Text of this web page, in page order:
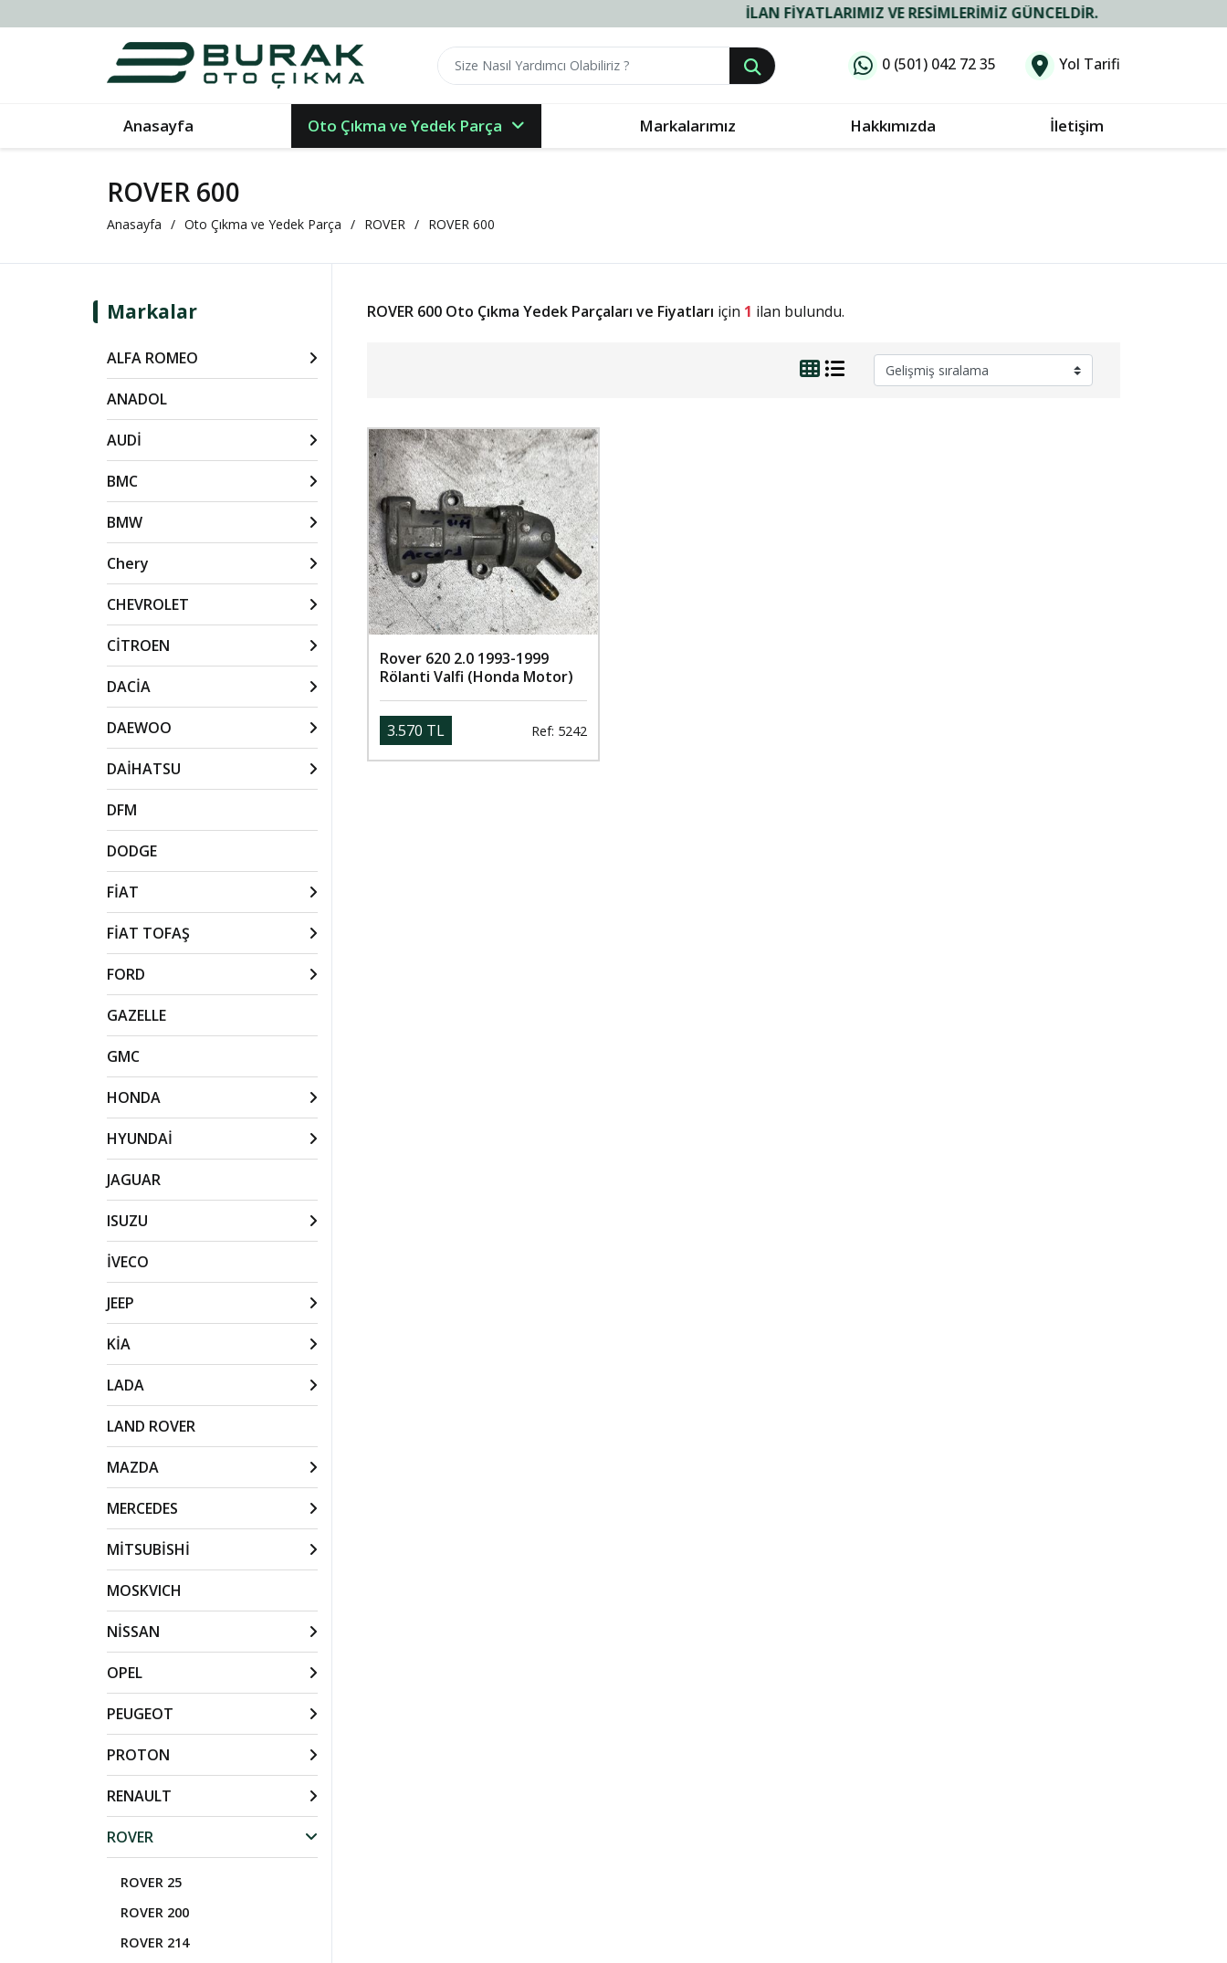
İLAN FIYATLARIMIZ VE RESIMLERIMIZ GÜNCELDIR.
0 (501) 042 72 35 Yol Tarifi
Anasayfa Oto Çıkma ve Yedek Parça Markalarımız Hakkımızda İletişim
ROVER 600
Anasayfa Oto Çıkma ve Yedek Parça ROVER ROVER 600
Markalar
ALFA ROMEO
ANADOL
AUDİ
BMC
BMW
Chery
CHEVROLET
CİTROEN
DACİA
DAEWOO
DAİHATSU
DFM
DODGE
FİAT
FİAT TOFAŞ
FORD
GAZELLE
GMC
HONDA
HYUNDAİ
JAGUAR
ISUZU
İVECO
JEEP
KİA
LADA
LAND ROVER
MAZDA
MERCEDES
MİTSUBİSHİ
MOSKVICH
NİSSAN
OPEL
PEUGEOT
PROTON
RENAULT
ROVER
ROVER 25
ROVER 200
ROVER 214
ROVER 600 Oto Çıkma Yedek Parçaları ve Fiyatları için 1 ilan bulundu.
Rover 620 2.0 1993-1999
Rölanti Valfi (Honda Motor)
3.570 TL Ref: 5242